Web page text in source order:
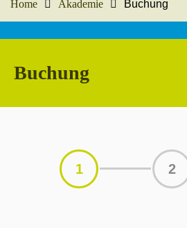
Home Akademie Buchung
Buchung
1 2